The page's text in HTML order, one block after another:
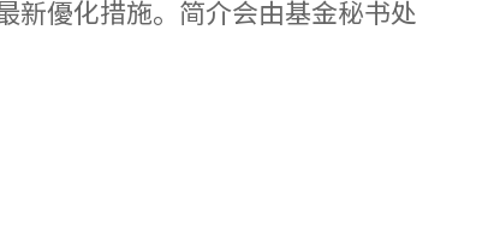
新優化措施。简介会由基金秘书处